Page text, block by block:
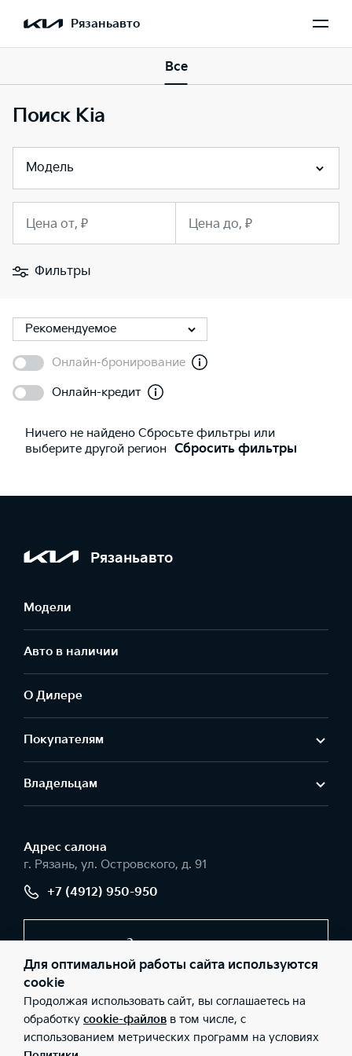
Рязаньавто
Все
Поиск Kia
Модель
Цена от, ₽ Цена до, ₽
Фильтры
Рекомендуемое
Онлайн-бронирование
Онлайн-кредит
Ничего не найдено Сбросьте фильтры или
выберите другой регион Сбросить фильтры
Рязаньавто
Модели
Авто в наличии
О Дилере
Покупателям
Владельцам
Адрес салонa
г. Рязань, ул. Островского, д. 91
+7 (4912) 950-950
Заказать звонок
© 2026 Юридические лица ООО «РЯЗАНЬАВТО» (Фактический
адрес: г. Рязань, ул. Островского, д. 91; Телефон: +7 (4912) 950-
950; ИНН: 6228001789; ОГРН: 1026200957188), ООО «Киа
Россия и СНГ» (Фактический адрес: г.Москва, Валовая 26;
Телефон: 8 800 301 08 80; ИНН: 7728674093; ОГРН:
Для оптимальной работы сайта используются
cookie
Продолжая использовать сайт, вы соглашаетесь на
обработку cookie-файлов в том числе, с
использованием метрических программ на условиях